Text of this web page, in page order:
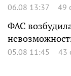
06.08 13:37 49
ФАС
05.08 11:45 43